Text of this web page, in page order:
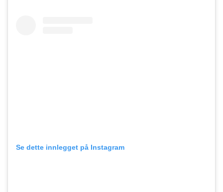
Se dette innlegget på Instagram